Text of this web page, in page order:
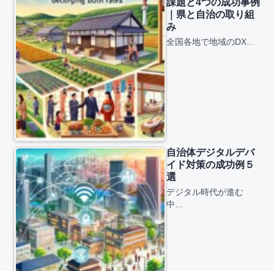
｜県と自治の取り組
み
全国各地で地域のDX…
自治体デジタルデバ
イド対策の成功例５
選
デジタル時代が進む
中…